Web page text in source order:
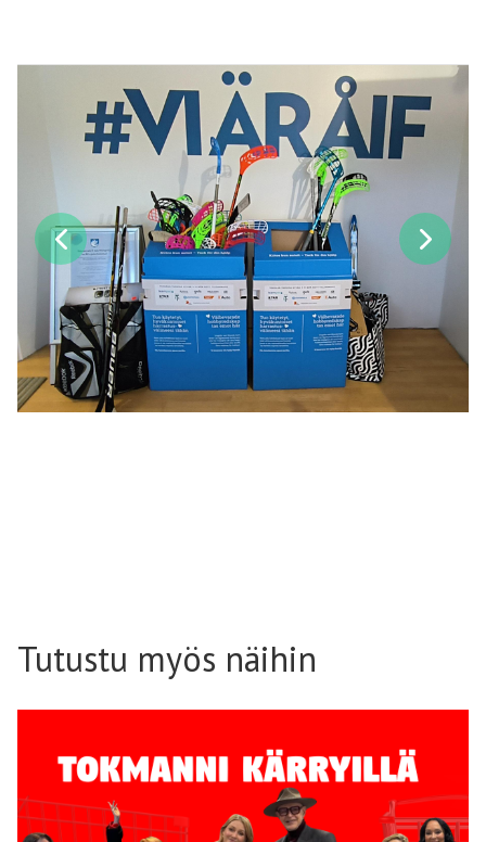
Tutustu myös näihin